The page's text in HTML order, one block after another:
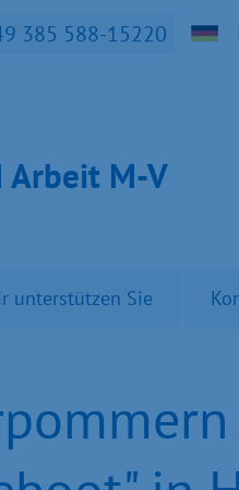
385 588-15220
Ar­beit M-V
unterstützen Sie